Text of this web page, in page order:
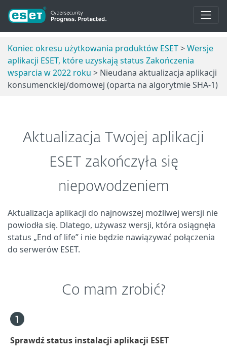
Koniec okresu użytkowania produktów ESET>Wersje
aplikacji ESET, które uzyskają status Zakończenia
wsparcia w 2022 roku > Nieudana aktualizacja aplikacji
konsumenckiej/domowej (oparta na algorytmie SHA-1)
Aktualizacja Twojej aplikacji
ESET zakończyła się
niepowodzeniem
Aktualizacja aplikacji do najnowszej możliwej wersji nie
powiodła się. Dlatego, używasz wersji, która osiągnęła
status „End of life” i nie będzie nawiązywać połączenia
do serwerów ESET.
Co mam zrobić?
Sprawdź status instalacji aplikacji ESET